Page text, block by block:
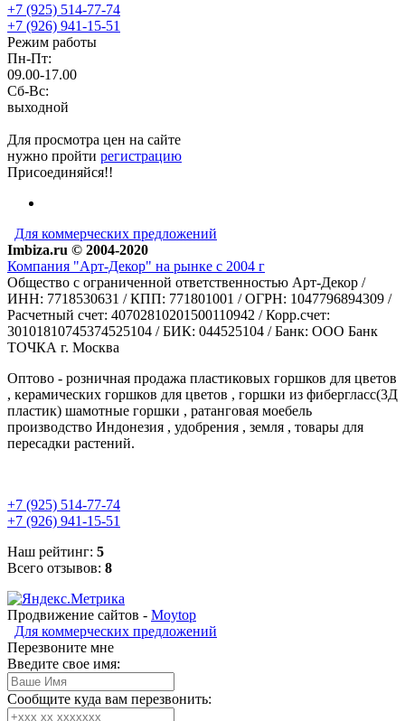
+7 (925) 514-77-74
+7 (926) 941-15-51
Режим работы
Пн-Пт:
09.00-17.00
Сб-Вс:
выходной
Для просмотра цен на сайте
нужно пройти регистрацию
Присоединяйся!!
Для коммерческих предложений
Imbiza.ru © 2004-2020
Компания "Арт-Декор" на рынке с 2004 г
Общество с ограниченной ответственностью Арт-Декор /
ИНН: 7718530631 / КПП: 771801001 / ОГРН: 1047796894309 /
Расчетный счет: 40702810201500110942 / Корр.счет:
30101810745374525104 / БИК: 044525104 / Банк: ООО Банк
ТОЧКА г. Москва
Оптово - розничная продажа пластиковых горшков для цветов
, керамических горшков для цветов , горшки из фибергласс(3Д
пластик) шамотные горшки , ратанговая моебель
производство Индонезия , удобрения , земля , товары для
пересадки растений.
+7 (925) 514-77-74
+7 (926) 941-15-51
Наш рейтинг: 5
Всего отзывов: 8
Продвижение сайтов - Moytop
Для коммерческих предложений
Перезвоните мне
Введите свое имя:
Сообщите куда вам перезвонить: